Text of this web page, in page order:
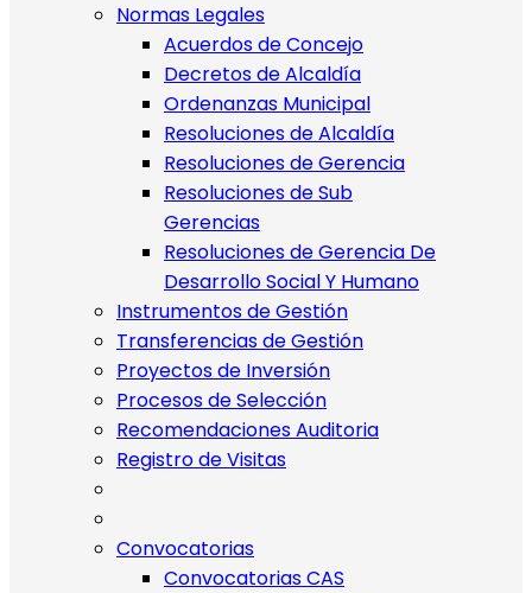
Normas Legales
Acuerdos de Concejo
Decretos de Alcaldía
Ordenanzas Municipal
Resoluciones de Alcaldía
Resoluciones de Gerencia
Resoluciones de Sub
Gerencias
Resoluciones de Gerencia De
Desarrollo Social Y Humano
Instrumentos de Gestión
Transferencias de Gestión
Proyectos de Inversión
Procesos de Selección
Recomendaciones Auditoria
Registro de Visitas
Convocatorias
Convocatorias CAS